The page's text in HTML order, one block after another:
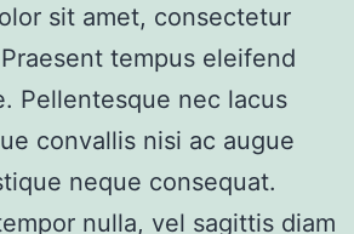
sit amet, consectetur
tempus eleifend
Pellentesque nec lacus
convallis nisi ac augue
neque consequat.
nulla, vel sagittis diam